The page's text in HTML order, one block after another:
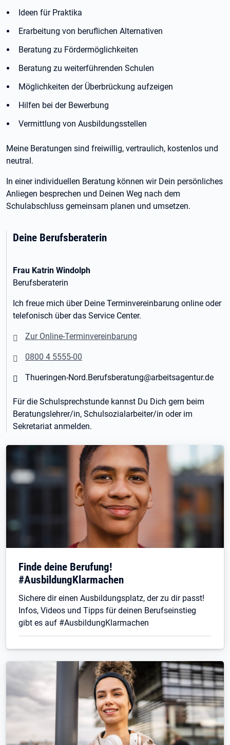
Ideen für Praktika
Erarbeitung von beruflichen Alternativen
Beratung zu Fördermöglichkeiten
Beratung zu weiterführenden Schulen
Möglichkeiten der Überbrückung aufzeigen
Hilfen bei der Bewerbung
Vermittlung von Ausbildungsstellen
Meine Beratungen sind freiwillig, vertraulich, kostenlos und
neutral.
In einer individuellen Beratung können wir Dein persönliches
Anliegen besprechen und Deinen Weg nach dem
Schulabschluss gemeinsam planen und umsetzen.
Deine Berufsberaterin
Frau Katrin Windolph
Berufsberaterin
Ich freue mich über Deine Terminvereinbarung online oder
telefonisch über das Service Center.
Zur Online-Terminvereinbarung
0800 4 5555-00
Thueringen-Nord.Berufsberatung@arbeitsagentur.de
Für die Schulsprechstunde kannst Du Dich gern beim
Beratungslehrer/in, Schulsozialarbeiter/in oder im
Sekretariat anmelden.
Finde deine Berufung!
#AusbildungKlarmachen
Sichere dir einen Ausbildungsplatz, der zu dir passt!
Infos, Videos und Tipps für deinen Berufseinstieg
gibt es auf #AusbildungKlarmachen